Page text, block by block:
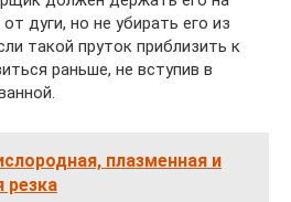
дуги, но не убирать его из
такой пруток приблизить к
раньше, не вступив в
плазменная и
резка